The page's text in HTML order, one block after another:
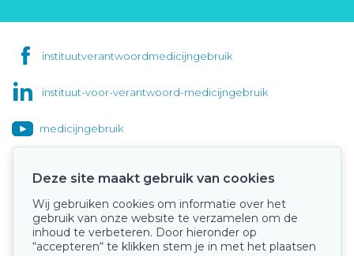
instituutverantwoordmedicijngebruik
instituut-voor-verantwoord-medicijngebruik
medicijngebruik
Onze keurmerken
Deze site maakt gebruik van cookies
Wij gebruiken cookies om informatie over het
gebruik van onze website te verzamelen om de
inhoud te verbeteren. Door hieronder op
“accepteren“ te klikken stem je in met het plaatsen